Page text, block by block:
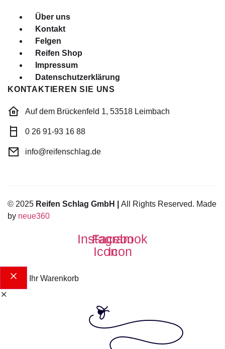
Menü
Über uns
Kontakt
Felgen
Reifen Shop
Impressum
Datenschutzerklärung
KONTAKTIEREN SIE UNS
Auf dem Brückenfeld 1, 53518 Leimbach
0 26 91-93 16 88
info@reifenschlag.de
© 2025 Reifen Schlag GmbH | All Rights Reserved. Made
by neue360
Instagram
Icon
Facebook
Icon
Ihr Warenkorb